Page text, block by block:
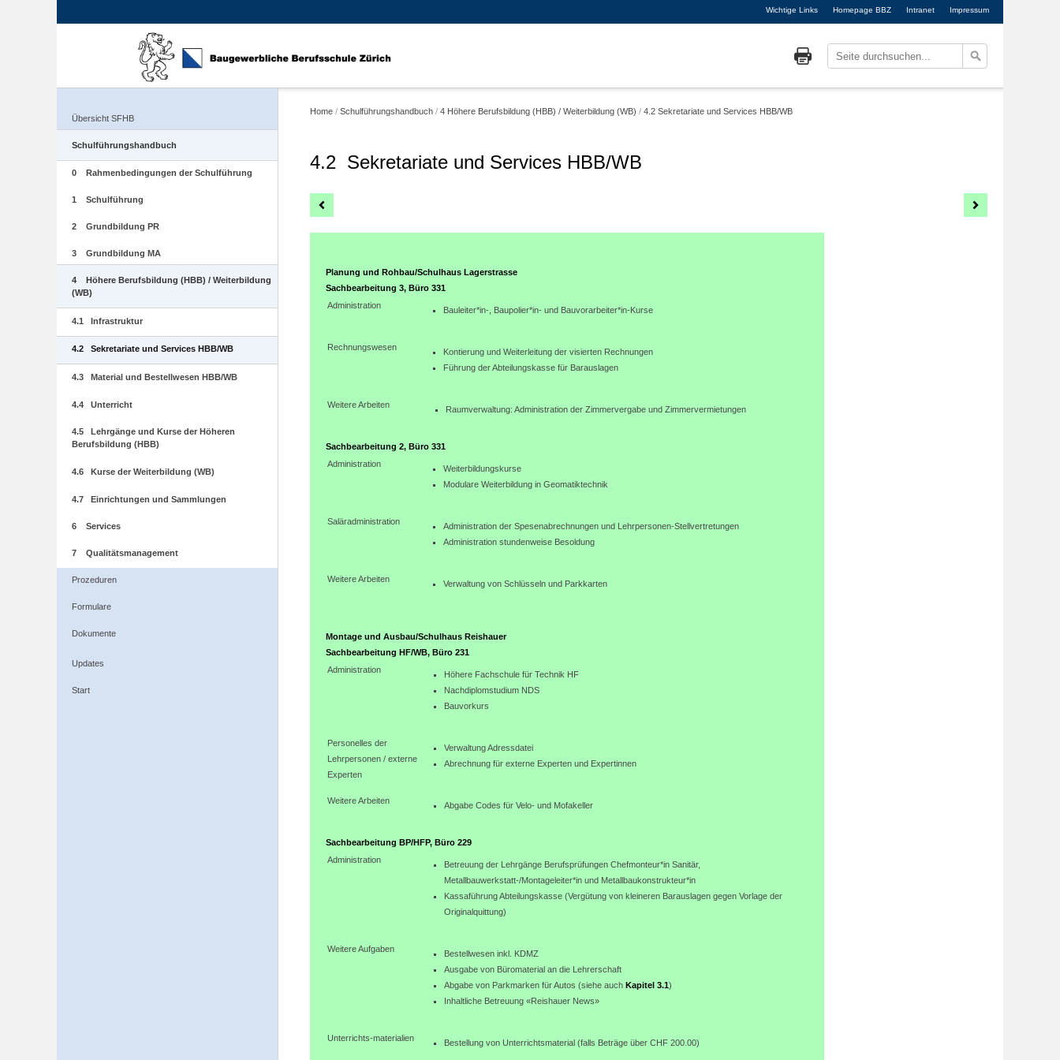
Wichtige Links Homepage BBZ Intranet Impressum
Übersicht SFHB
Schulführungshandbuch
0 Rahmenbedingungen der Schulführung
1 Schulführung
2 Grundbildung PR
3 Grundbildung MA
4 Höhere Berufsbildung (HBB) / Weiterbildung
(WB)
4.1 Infrastruktur
4.2 Sekretariate und Services HBB/WB
4.3 Material und Bestellwesen HBB/WB
4.4 Unterricht
4.5 Lehrgänge und Kurse der Höheren
Berufsbildung (HBB)
4.6 Kurse der Weiterbildung (WB)
4.7 Einrichtungen und Sammlungen
6 Services
7 Qualitätsmanagement
Prozeduren
Formulare
Dokumente
Updates
Start
Home / Schulführungshandbuch / 4 Höhere Berufsbildung (HBB) / Weiterbildung (WB) / 4.2 Sekretariate und Services HBB/WB
4.2 Sekretariate und Services HBB/WB
Planung und Rohbau/Schulhaus Lagerstrasse
Sachbearbeitung 3, Büro 331
Administration
Bauleiter*in-, Baupolier*in- und Bauvorarbeiter*in-Kurse
Rechnungswesen
Kontierung und Weiterleitung der visierten Rechnungen
Führung der Abteilungskasse für Barauslagen
Weitere Arbeiten Raumverwaltung: Administration der Zimmervergabe und Zimmervermietungen
Sachbearbeitung 2, Büro 331
Administration
Weiterbildungskurse
Modulare Weiterbildung in Geomatiktechnik
Saläradministration
Administration der Spesenabrechnungen und Lehrpersonen-Stellvertretungen
Administration stundenweise Besoldung
Weitere Arbeiten Verwaltung von Schlüsseln und Parkkarten
Montage und Ausbau/Schulhaus Reishauer
Sachbearbeitung HF/WB, Büro 231
Administration
Höhere Fachschule für Technik HF
Nachdiplomstudium NDS
Bauvorkurs
Personelles der
Lehrpersonen / externe
Experten
Verwaltung Adressdatei
Abrechnung für externe Experten und Expertinnen
Weitere Arbeiten Abgabe Codes für Velo- und Mofakeller
Sachbearbeitung BP/HFP, Büro 229
Administration
Betreuung der Lehrgänge Berufsprüfungen Chefmonteur*in Sanitär,
Metallbauwerkstatt-/Montageleiter*in und Metallbaukonstrukteur*in
Kassaführung Abteilungskasse (Vergütung von kleineren Barauslagen gegen Vorlage der
Originalquittung)
Weitere Aufgaben
Bestellwesen inkl. KDMZ
Ausgabe von Büromaterial an die Lehrerschaft
Abgabe von Parkmarken für Autos (siehe auch Kapitel 3.1)
Inhaltliche Betreuung «Reishauer News»
Unterrichts-materialien Bestellung von Unterrichtsmaterial (falls Beträge über CHF 200.00)